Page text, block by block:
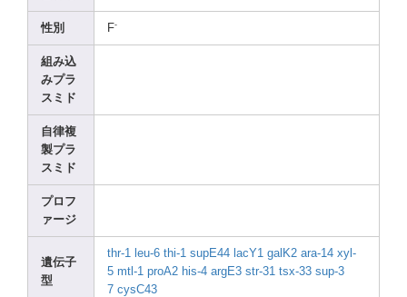
性別 F-
組み込
みプラ
スミド
自律複
製プラ
スミド
プロフ
ァージ
遺伝子
型
thr-1 leu-6 thi-1 supE44 lacY1 galK2 ara-14 xyl-
5 mtl-1 proA2 his-4 argE3 str-31 tsx-33 sup-3
7 cysC43